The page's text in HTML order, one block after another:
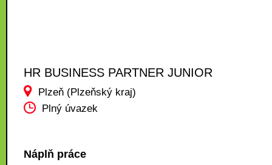
HR BUSINESS PARTNER JUNIOR
Plzeň (Plzeňský kraj)
Plný úvazek
Náplň práce